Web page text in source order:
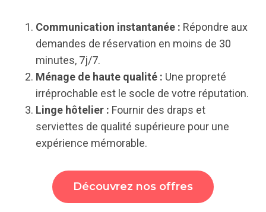
Communication instantanée : Répondre aux
demandes de réservation en moins de 30
minutes, 7j/7.
Ménage de haute qualité : Une propreté
irréprochable est le socle de votre réputation.
Linge hôtelier : Fournir des draps et
serviettes de qualité supérieure pour une
expérience mémorable.
Découvrez nos offres